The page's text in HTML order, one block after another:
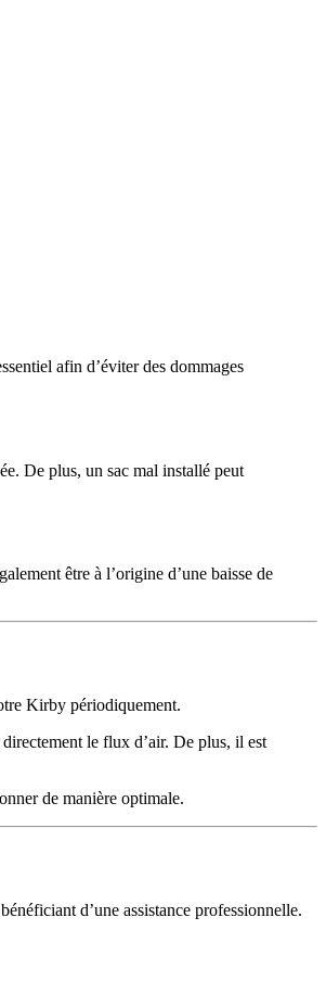
afin d’éviter des dommages
De plus, un sac mal installé peut
être à l’origine d’une baisse de
Kirby périodiquement.
le flux d’air. De plus, il est
de manière optimale.
d’une assistance professionnelle.